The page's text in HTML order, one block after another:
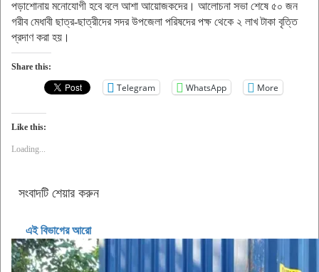
পড়াশোনায় মনোযোগী হবে বলে আশা আয়োজকদের। আলোচনা সভা শেষে ৫০ জন
গরীব মেধাবী ছাত্র-ছাত্রীদের সদর উপজেলা পরিষদের পক্ষ থেকে ২ লাখ টাকা বৃত্তি
প্রদাণ করা হয়।
Share this:
Telegram WhatsApp More
Like this:
Loading...
সংবাদটি শেয়ার করুন
এই বিভাগের আরো